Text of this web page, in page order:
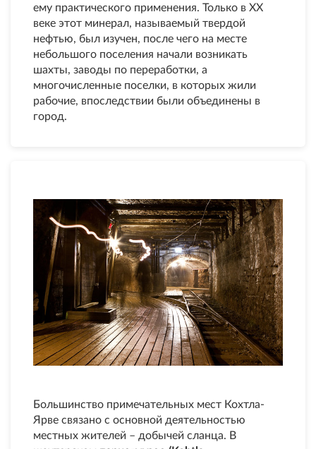
ему практического применения. Только в XX
веке этот минерал, называемый твердой
нефтью, был изучен, после чего на месте
небольшого поселения начали возникать
шахты, заводы по переработки, а
многочисленные поселки, в которых жили
рабочие, впоследствии были объединены в
город.
Большинство примечательных мест Кохтла-
Ярве связано с основной деятельностью
местных жителей – добычей сланца. В